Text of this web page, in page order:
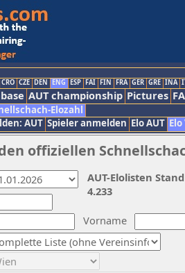
CRO CZE DEN ENG ESP FAI FIN FRA GER GRE INA
AUT championship Pictures
Elozahl
AUT Spieler anmelden Elo AUT
offiziellen
Vorname
AUT-Elolisten
4.233